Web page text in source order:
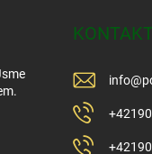
KONTAKT
info@